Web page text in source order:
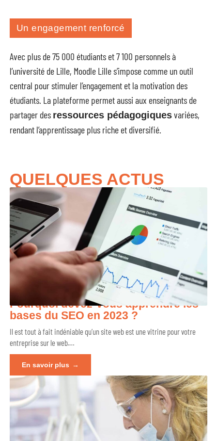
Un engagement renforcé
Avec plus de 75 000 étudiants et 7 100 personnels à
l’université de Lille, Moodle Lille s’impose comme un outil
central pour stimuler l’engagement et la motivation des
étudiants. La plateforme permet aussi aux enseignants de
partager des ressources pédagogiquesvariées,
rendant l’apprentissage plus riche et diversifié.
QUELQUES ACTUS
Pourquoi devez-vous apprendre les
bases du SEO en 2023 ?
Il est tout à fait indéniable qu’un site web est une vitrine pour votre
entreprise sur le web.…
En savoir plus